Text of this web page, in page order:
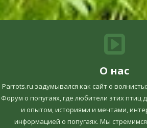
О нас
Parrots.ru задумывался как сайт о
Форум о попугаях, где любители этих птиц
и опытом, историями и мечтами,
информацией о попугаях. Мы